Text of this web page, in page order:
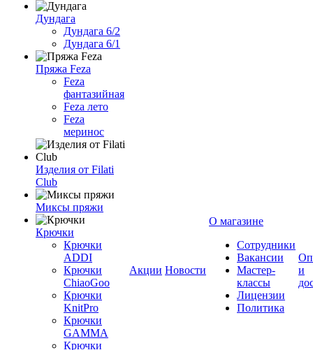
Дундага
Дундага 6/2
Дундага 6/1
Пряжа Feza
Feza
фантазийная
Feza лето
Feza
меринос
Изделия от Filati
Club
Миксы пряжи
Крючки
Крючки
ADDI
Крючки
ChiaoGoo
Крючки
KnitPro
Крючки
GAMMA
Крючки
Акции Новости
О магазине
Сотрудники
Вакансии
Мастер-
классы
Лицензии
Политика
и